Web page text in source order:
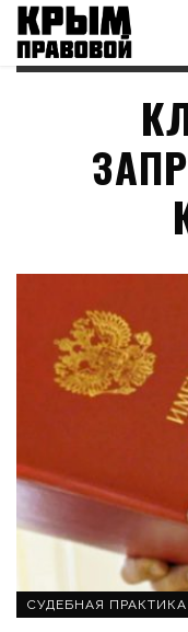
СУДЕБНАЯ